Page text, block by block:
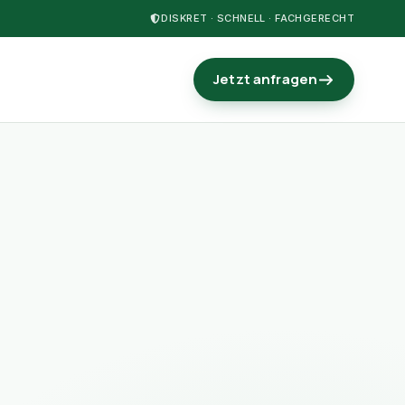
DISKRET · SCHNELL · FACHGERECHT
Jetzt anfragen